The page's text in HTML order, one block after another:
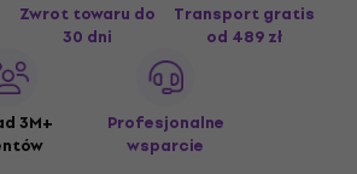
Zwrot towaru do
30 dni
Transport gratis
od 489 zł
3M+
Profesjonalne
wsparcie